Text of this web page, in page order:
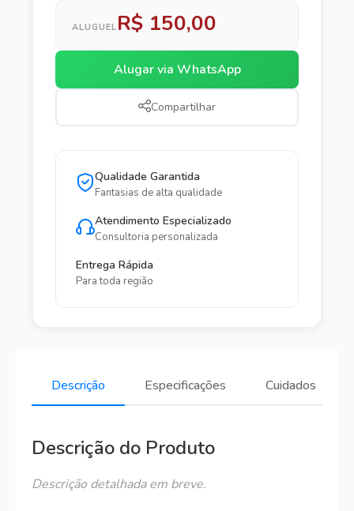
ALUGUEL R$ 150,00
Alugar via WhatsApp
Compartilhar
Qualidade Garantida
Fantasias de alta qualidade
Atendimento Especializado
Consultoria personalizada
Entrega Rápida
Para toda região
Descrição Especificações Cuidados
Descrição do Produto
Descrição detalhada em breve.